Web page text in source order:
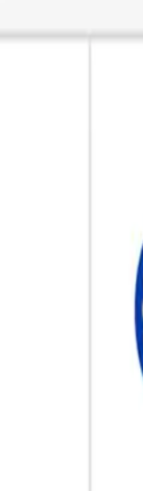
il suffit de taper
d’Apple.
argent plus